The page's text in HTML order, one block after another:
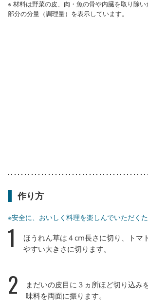
※ 材料は野菜の皮、肉・魚の骨や内臓を取り除
部分の分量（調理量）を表示しています。
作り方
※安全に、おいしく料理を楽しんでいただく
1
ほうれん草は４cm長さに切り、トマ
やすい大きさに切ります。
2
まだいの皮目に３ヵ所ほど切り込み
味料を両面に振ります。